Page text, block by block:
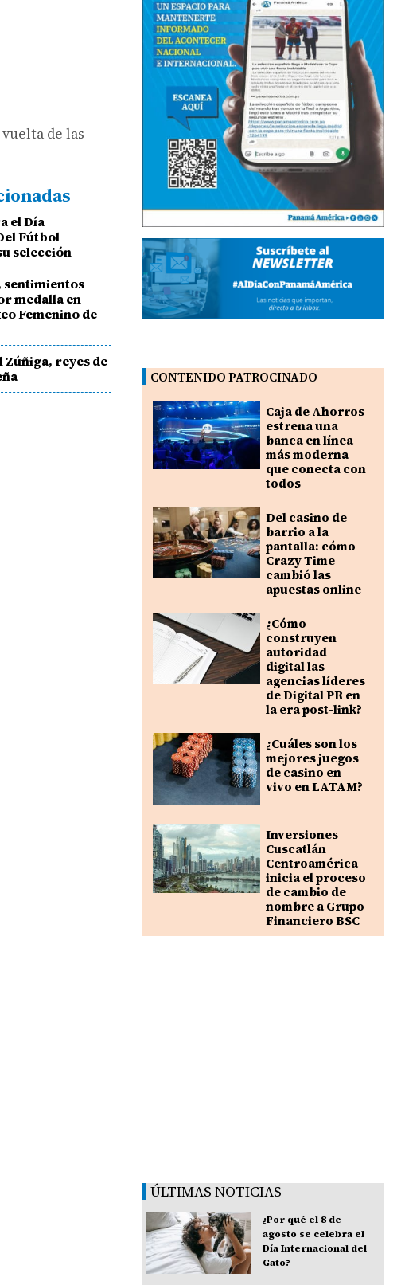
de las
el Día
Fútbol
selección
sentimientos
medalla en
Femenino de
reyes de
CONTENIDO PATROCINADO
Caja de Ahorros
estrena una
banca en línea
más moderna
que conecta con
todos
Del casino de
barrio a la
pantalla: cómo
Crazy Time
cambió las
apuestas online
¿Cómo
construyen
autoridad
digital las
agencias líderes
de Digital PR en
la era post-link?
¿Cuáles son los
mejores juegos
de casino en
vivo en LATAM?
Inversiones
Cuscatlán
Centroamérica
inicia el proceso
de cambio de
nombre a Grupo
Financiero BSC
ÚLTIMAS NOTICIAS
¿Por qué el 8 de
agosto se celebra el
Día Internacional del
Gato?